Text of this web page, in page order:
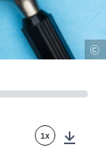
©
1x